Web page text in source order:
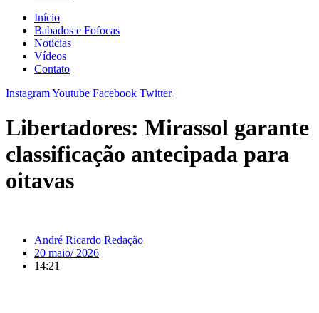
Início
Babados e Fofocas
Notícias
Vídeos
Contato
InstagramYoutube Facebook Twitter
Libertadores: Mirassol garante
classificação antecipada para
oitavas
André Ricardo Redação
20 maio/ 2026
14:21